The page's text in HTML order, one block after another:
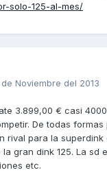
solo-125-al-mes/
de Noviembre del 2013
3.899,00 € casi
De todas formas
rival para la superdink
gran dink 125. La sd
etc.